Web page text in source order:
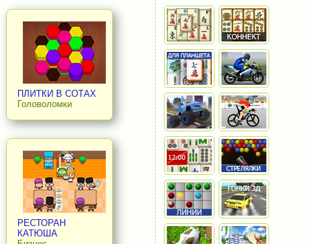
ПЛИТКИ В СОТАХ
Головоломки
РЕСТОРАН
КАТЮША